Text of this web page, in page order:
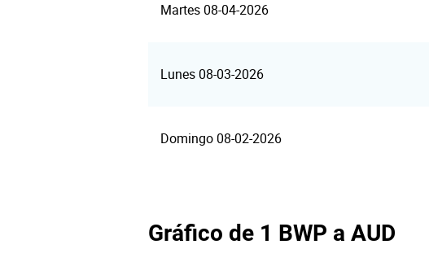
Martes 08-04-2026
Lunes 08-03-2026
Domingo 08-02-2026
Gráfico de 1 BWP a AUD